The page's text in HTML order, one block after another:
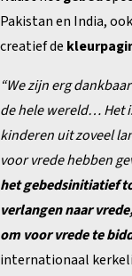
Pakistan en India, ook
creatief de
“We zijn erg
de hele wereld… Het
kinderen uit zoveel
voor vrede hebben
het gebedsinitiatief
verlangen naar
om voor vrede te
internationaal